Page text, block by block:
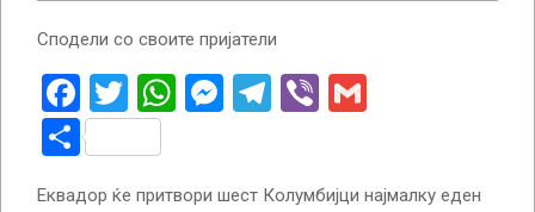
Сподели со своите пријатели
Facebook
Twitter
WhatsApp
Messenger
Telegram
Viber
Share
Еквадор ќе притвори шест Колумбијци најмалку еден